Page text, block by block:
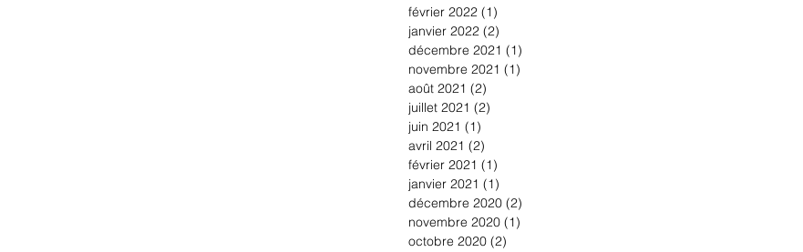
février 2022 (1)
janvier 2022 (2)
décembre 2021 (1)
novembre 2021 (1)
août 2021 (2)
juillet 2021 (2)
juin 2021 (1)
avril 2021 (2)
février 2021 (1)
janvier 2021 (1)
décembre 2020 (2)
novembre 2020 (1)
octobre 2020 (2)